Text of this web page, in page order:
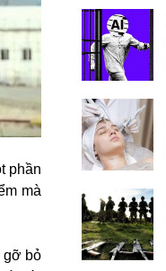
phần
mà
gỡ bỏ